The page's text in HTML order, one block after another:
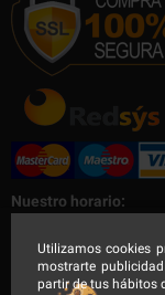
Utilizamos cookies
mostrarte
partir de tus hábitos
Nuestro horario:
Nuestro horario de
Mañana de 9:00 a